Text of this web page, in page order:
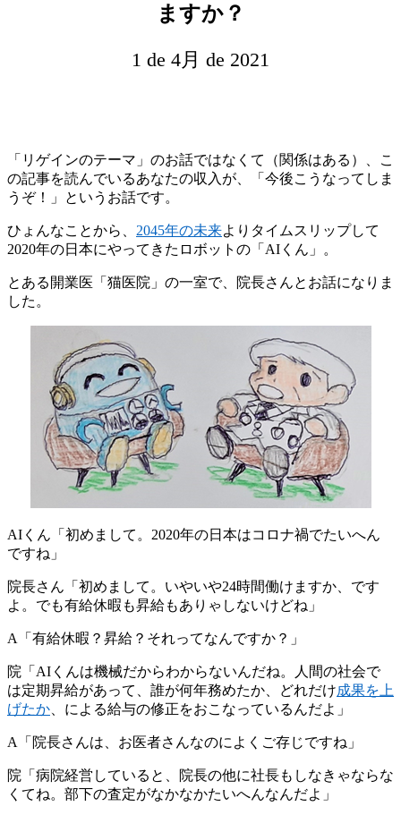
ますか？
1 de 4月 de 2021
「リゲインのテーマ」のお話ではなくて（関係はある）、こ
の記事を読んでいるあなたの収入が、「今後こうなってしま
うぞ！」というお話です。
ひょんなことから、 2045年の未来よりタイムスリップして
2020年の日本にやってきたロボットの「AIくん」。
とある開業医「猫医院」の一室で、院長さんとお話になりま
した。
AIくん「初めまして。2020年の日本はコロナ禍でたいへん
ですね」
院長さん「初めまして。いやいや24時間働けますか、です
よ。でも有給休暇も昇給もありゃしないけどね」
A「有給休暇？昇給？それってなんですか？」
院「AIくんは機械だからわからないんだね。人間の社会で
は定期昇給があって、誰が何年務めたか、どれだけ成果を上
げたか 、による給与の修正をおこなっているんだよ」
A「院長さんは、お医者さんなのによくご存じですね」
院「病院経営していると、院長の他に社長もしなきゃならな
くてね。部下の査定がなかなかたいへんなんだよ」